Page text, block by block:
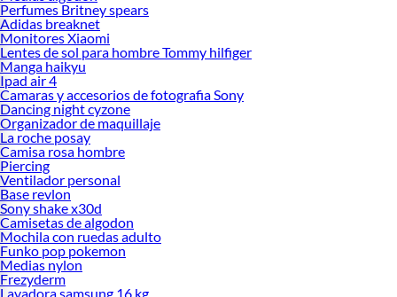
Perfumes Britney spears
Adidas breaknet
Monitores Xiaomi
Lentes de sol para hombre Tommy hilfiger
Manga haikyu
Ipad air 4
Camaras y accesorios de fotografia Sony
Dancing night cyzone
Organizador de maquillaje
La roche posay
Camisa rosa hombre
Piercing
Ventilador personal
Base revlon
Sony shake x30d
Camisetas de algodon
Mochila con ruedas adulto
Funko pop pokemon
Medias nylon
Frezyderm
Lavadora samsung 16 kg